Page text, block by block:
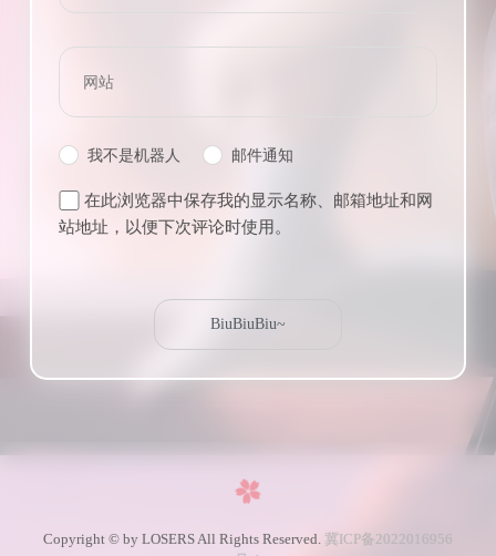
我不是机器人 邮件通知
在此浏览器中保存我的显示名称、邮箱地址和网
站地址，以便下次评论时使用。
Copyright © by LOSERS All Rights Reserved. 冀ICP备2022016956